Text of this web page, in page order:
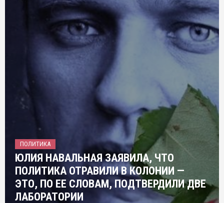
ПОЛИТИКА
ЮЛИЯ НАВАЛЬНАЯ ЗАЯВИЛА, ЧТО
ПОЛИТИКА ОТРАВИЛИ В КОЛОНИИ —
ЭТО, ПО ЕЕ СЛОВАМ, ПОДТВЕРДИЛИ ДВЕ
ЛАБОРАТОРИИ